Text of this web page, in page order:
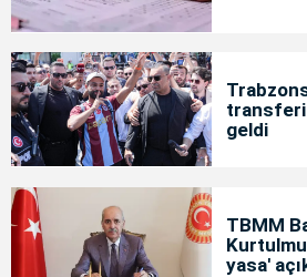
transferi
geldi
TBMM
yasa'